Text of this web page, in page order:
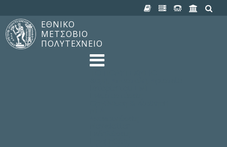
ΕΘΝΙΚΟ
ΜΕΤΣΟΒΙΟ
ΠΟΛΥΤΕΧΝΕΙΟ